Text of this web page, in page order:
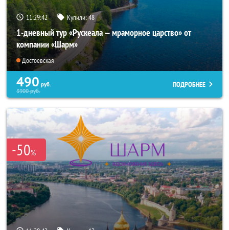
11:29:40 Купили:48
1-дневный тур «Рускеала — мраморное царство» от
компании «Шарм»
Достоевская
490 руб.
3900руб.
ПОДРОБНЕЕ
-50%